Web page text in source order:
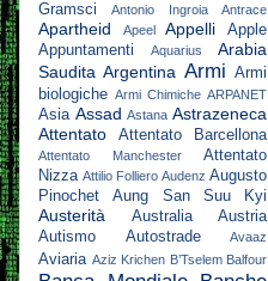
Gramsci
Antonio Ingroia Antrace
Apartheid Apeel Appelli
Apple
Appuntamenti
Aquarius
Arabia
Saudita Argentina Armi Armi
biologiche Armi Chimiche ARPANET
Asia Assad Astana Astrazeneca
Attentato
Attentato Barcellona
Attentato Manchester
Attentato
Nizza Attilio Folliero Audenz Augusto
Pinochet
Aung San Suu Kyi
Austerità Australia
Austria
Autismo
Autostrade Avaaz
Aviaria Aziz Krichen B’Tselem Balfour